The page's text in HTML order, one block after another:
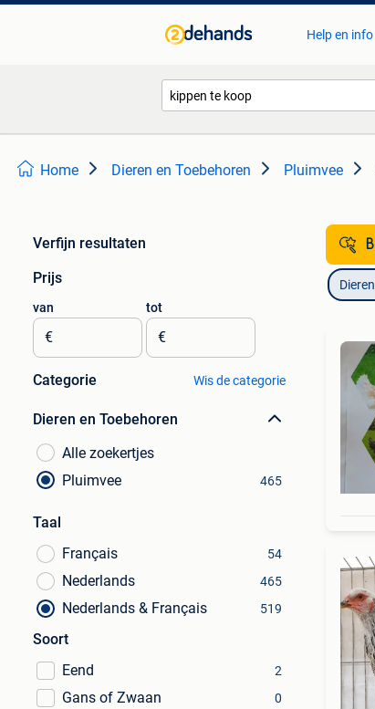
Help en info
Home Dieren en Toebehoren Pluimvee
Verfijn resultaten
Prijs
van
€
tot
€
Categorie Wis de categorie
Dieren en Toebehoren
Alle zoekertjes
Pluimvee
465
Taal
Français
54
Nederlands 465
Nederlands & Français 519
Soort
Eend
2
Gans of Zwaan 0